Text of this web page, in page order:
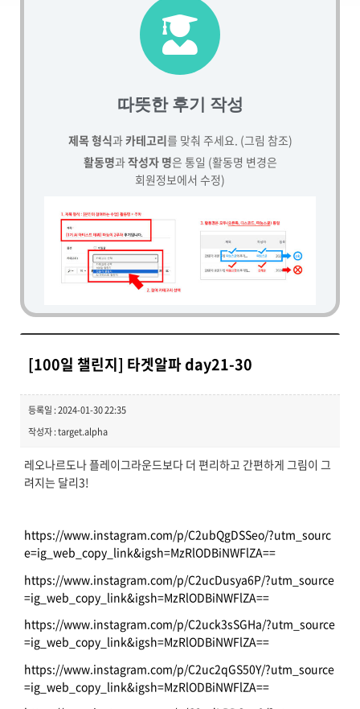
따뜻한 후기 작성
제목 형식과카테고리를 맞춰 주세요. (그림 참조)
활동명과작성자 명은 통일 (활동명 변경은
회원정보에서 수정)
[100일 챌린지] 타겟알파 day21-30
등록일 : 2024-01-30 22:35
작성자 : target.alpha
레오나르도나 플레이그라운드보다 더 편리하고 간편하게 그림이 그
려지는 달리3!
https://www.instagram.com/p/C2ubQgDSSeo/?utm_sourc
e=ig_web_copy_link&igsh=MzRlODBiNWFlZA==
https://www.instagram.com/p/C2ucDusya6P/?utm_source
=ig_web_copy_link&igsh=MzRlODBiNWFlZA==
https://www.instagram.com/p/C2uck3sSGHa/?utm_source
=ig_web_copy_link&igsh=MzRlODBiNWFlZA==
https://www.instagram.com/p/C2uc2qGS50Y/?utm_source
=ig_web_copy_link&igsh=MzRlODBiNWFlZA==